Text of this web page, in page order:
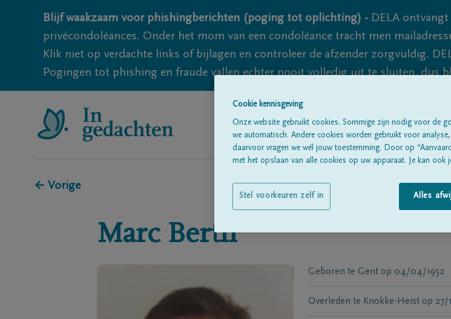
Blijf waakzaam voor phishingberichten (poging tot oplichting) - DELA
privécondoléances. Onder het mom van een condoléance tracht men
Klik niet op verdachte links of bijlagen en controleer de afzender zorgvuldig.
Pogingen tot phishing en fraude vallen echter nooit volledig uit te sluiten, dus
Alle
← Vorige
Marc Berth
Geboren te Gent op 04/04/1952
Overleden te Knokke-Heist op 27/
Cookie kennisgeving
Onze website gebruikt cookies. Sommige zijn nodig voor de
we automatisch. Andere cookies worden gebruikt voor
daarvoor vragen we wél jouw toestemming. Door op
met het opslaan van alle cookies op uw apparaat. Je kan ook
Alles
Stel voorkeuren zelf in